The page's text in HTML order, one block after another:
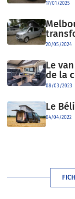
17/01/2025
20/05/2024
Le
de la
08/03/2023
Le
04/04/2022